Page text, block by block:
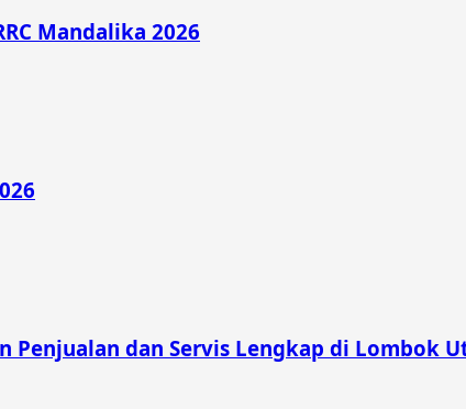
Mandalika 2026
Penjualan dan Servis Lengkap di Lombok